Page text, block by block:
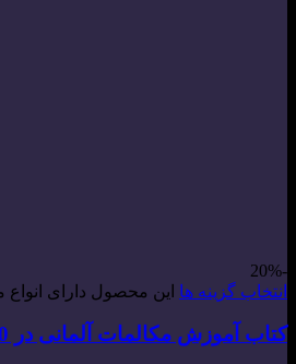
-20%
انتخاب گزینه ها این محصول دارای
کتاب آموزش مکالمات آلمانی در 90 روز